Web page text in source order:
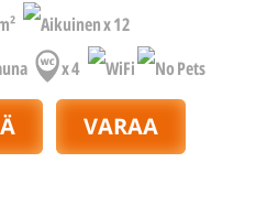
x 12
x 4
VARAA